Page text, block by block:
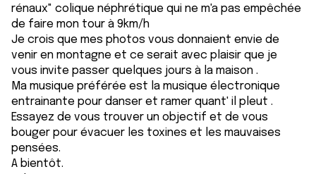
rénaux" colique néphrétique qui ne m'a pas empêchée
de faire mon tour à 9km/h
Je crois que mes photos vous donnaient envie de
venir en montagne et ce serait avec plaisir que je
vous invite passer quelques jours à la maison .
Ma musique préférée est la musique électronique
entrainante pour danser et ramer quant' il pleut .
Essayez de vous trouver un objectif et de vous
bouger pour évacuer les toxines et les mauvaises
pensées.
A bientôt.